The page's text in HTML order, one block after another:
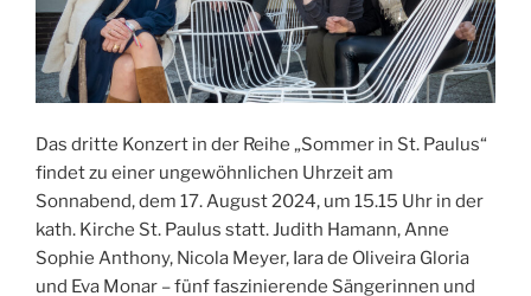
Das dritte Konzert in der Reihe „Sommer in St. Paulus“
findet zu einer ungewöhnlichen Uhrzeit am
Sonnabend, dem 17. August 2024, um 15.15 Uhr in der
kath. Kirche St. Paulus statt. Judith Hamann, Anne
Sophie Anthony, Nicola Meyer, Iara de Oliveira Gloria
und Eva Monar – fünf faszinierende Sängerinnen und